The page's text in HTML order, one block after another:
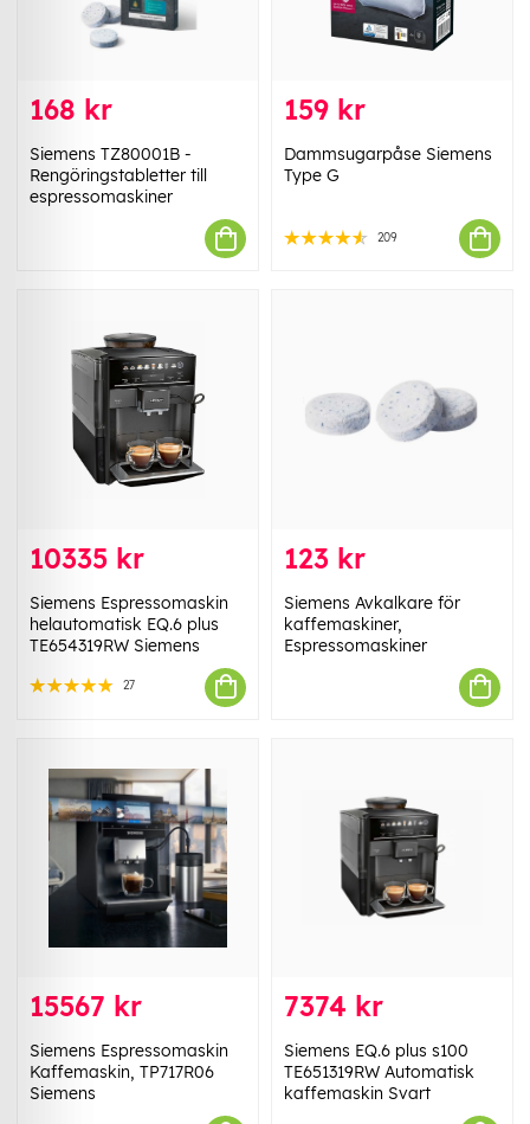
168 kr
Siemens TZ80001B -
Rengöringstabletter till
espressomaskiner
159 kr
Dammsugarpåse Siemens
Type G
209
10335 kr
Siemens Espressomaskin
helautomatisk EQ.6 plus
TE654319RW Siemens
27
123 kr
Siemens Avkalkare för
kaffemaskiner,
Espressomaskiner
15567 kr
Siemens Espressomaskin
Kaffemaskin, TP717R06
Siemens
7374 kr
Siemens EQ.6 plus s100
TE651319RW Automatisk
kaffemaskin Svart